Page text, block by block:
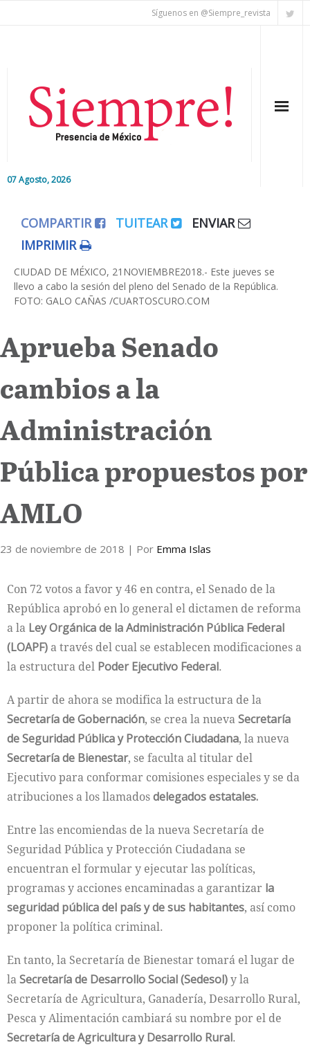
Síguenos en @Siempre_revista
07 Agosto, 2026
Editorial
Nacional
Colaboradores
Internacional
COMPARTIR TUITEAR
ENVIAR
IMPRIMIR
CIUDAD DE MÉXICO, 21NOVIEMBRE2018.- Este jueves se
llevo a cabo la sesión del pleno del Senado de la República.
FOTO: GALO CAÑAS /CUARTOSCURO.COM
Aprueba Senado
cambios a la
Administración
Pública propuestos por
AMLO
23 de noviembre de 2018 | Por Emma Islas
Con 72 votos a favor y 46 en contra, el Senado de la
República aprobó en lo general el dictamen de reforma
a la Ley Orgánica de la Administración Pública Federal
(LOAPF) a través del cual se establecen modificaciones a
la estructura del Poder Ejecutivo Federal.
A partir de ahora se modifica la estructura de la
Secretaría de Gobernación, se crea la nuevaSecretaría
de Seguridad Pública y Protección Ciudadana, la nueva
Secretaría de Bienestar, se faculta al titular del
Ejecutivo para conformar comisiones especiales y se da
atribuciones a los llamadosdelegados estatales.
Entre las encomiendas de la nueva Secretaría de
Seguridad Pública y Protección Ciudadana se
encuentran el formular y ejecutar las políticas,
programas y acciones encaminadas a garantizar la
seguridad pública del país y de sus habitantes, así como
proponer la política criminal.
En tanto, la Secretaría de Bienestar tomará el lugar de
laSecretaría de Desarrollo Social (Sedesol)y la
Secretaría de Agricultura, Ganadería, Desarrollo Rural,
Pesca y Alimentación cambiará su nombre por el de
Secretaría de Agricultura y Desarrollo Rural.